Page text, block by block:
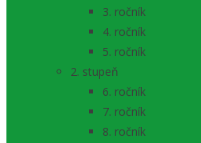
3. ročník
4. ročník
5. ročník
2. stupeň
6. ročník
7. ročník
8. ročník